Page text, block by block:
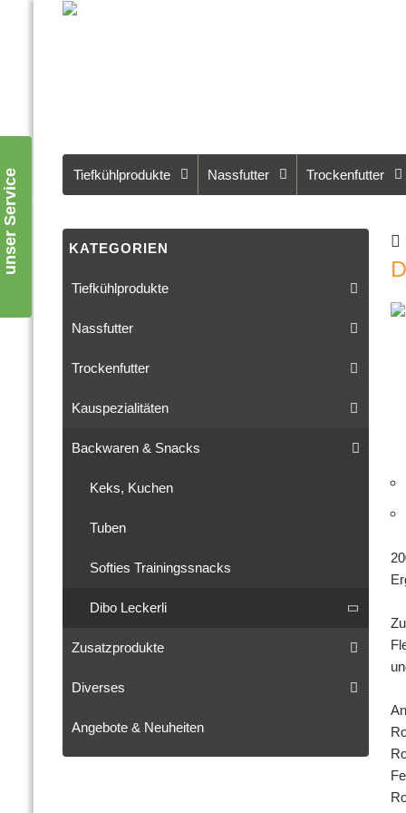
Tiefkühlprodukte Nassfutter Trockenfutter
KATEGORIEN
Tiefkühlprodukte
Nassfutter
Trockenfutter
Kauspezialitäten
Backwaren & Snacks
Keks, Kuchen
Tuben
Softies Trainingssnacks
Dibo Leckerli
Zusatzprodukte
Diverses
Angebote & Neuheiten
unser Service